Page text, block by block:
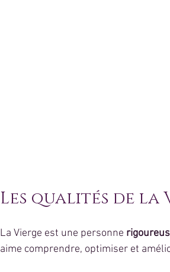
Les qualités de la
La Vierge est une personne
aime comprendre, optimiser et